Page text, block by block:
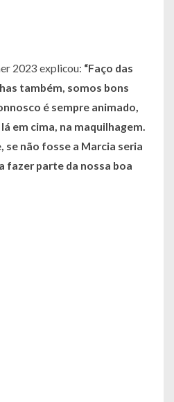
2023 explicou: “Faço das
também, somos bons
é sempre animado,
em cima, na maquilhagem.
se não fosse a Marcia seria
fazer parte da nossa boa